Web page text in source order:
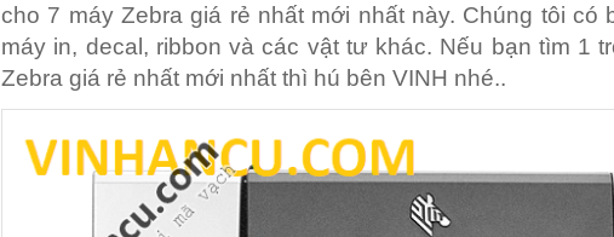
cho 7 máy Zebra giá rẻ nhất mới nhất này. Chúng tôi có
máy in, decal, ribbon và các vật tư khác. Nếu bạn tìm 1
Zebra giá rẻ nhất mới nhất thì hú bên VINH nhé..